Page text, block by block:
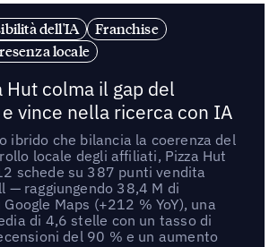
dell'IA
Franchise
locale
Hut colma il gap del
vince nella ricerca con IA
ibrido che bilancia la coerenza del
locale degli affiliati, Pizza Hut
schede su 387 punti vendita
— raggiungendo 38,4 M di
Maps (+212 % YoY), una
di 4,6 stelle con un tasso di
del 90 % e un aumento